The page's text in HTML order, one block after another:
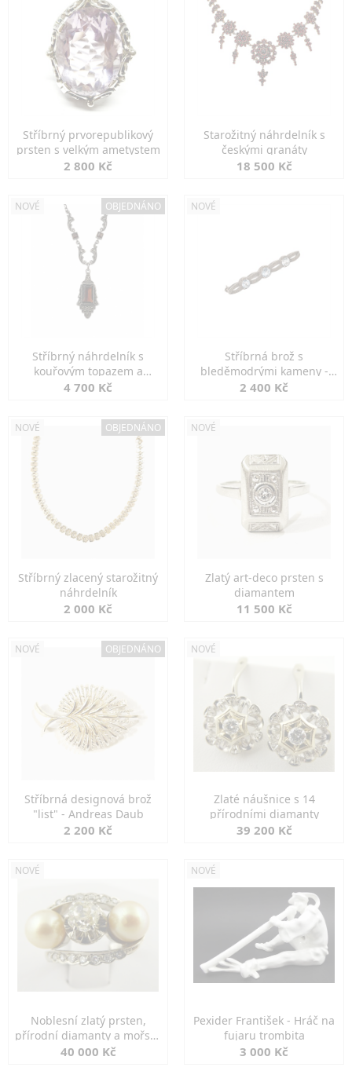
Stříbrný prvorepublikový
prsten s velkým ametystem
2 800 Kč
Starožitný náhrdelník s
českými granáty
18 500 Kč
NOVÉ OBJEDNÁNO
Stříbrný náhrdelník s
kouřovým topazem a
markazity
4 700 Kč
NOVÉ
Stříbrná brož s
bleděmodrými kameny -
jemná elegance
2 400 Kč
NOVÉ OBJEDNÁNO
Stříbrný zlacený starožitný
náhrdelník
2 000 Kč
NOVÉ
Zlatý art-deco prsten s
diamantem
11 500 Kč
NOVÉ OBJEDNÁNO
Stříbrná designová brož
"list" - Andreas Daub
2 200 Kč
NOVÉ
Zlaté náušnice s 14
přírodními diamanty
39 200 Kč
NOVÉ
Noblesní zlatý prsten,
přírodní diamanty a mořské
perly
40 000 Kč
NOVÉ
Pexider František - Hráč na
fujaru trombita
3 000 Kč